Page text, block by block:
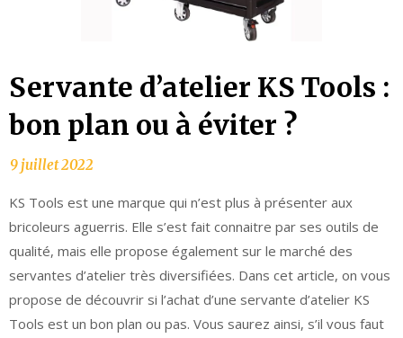
Servante d’atelier KS Tools :
bon plan ou à éviter ?
KS Tools est une marque qui n’est plus à présenter aux
bricoleurs aguerris. Elle s’est fait connaitre par ses outils de
qualité, mais elle propose également sur le marché des
servantes d’atelier très diversifiées. Dans cet article, on vous
propose de découvrir si l’achat d’une servante d’atelier KS
Tools est un bon plan ou pas. Vous saurez ainsi, s’il vous faut